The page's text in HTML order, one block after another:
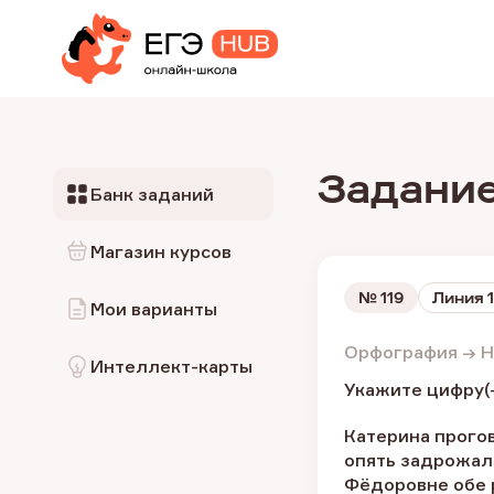
Банк заданий
Магазин курсов
Мои варианты
Интеллект-карты
№119 Линия
Орфография → Н
Укажите
Катерина
опять
Фёдоровне обе